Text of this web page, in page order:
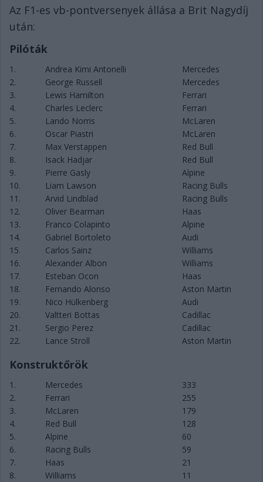
Az F1-es vb-pontversenyek állása a Brit Nagydíj
után:
Pilóták
1. Andrea Kimi Antonelli
Mercedes
2.
George Russell
Mercedes
3.
Lewis Hamilton
Ferrari
4.
Charles Leclerc
Ferrari
5.
Lando Norris
McLaren
6.
Oscar Piastri
McLaren
7.
Max Verstappen
Red Bull
8.
Isack Hadjar
Red Bull
9.
Pierre Gasly
Alpine
10.
Liam Lawson
Racing Bulls
11.
Arvid Lindblad
Racing Bulls
12.
Oliver Bearman
Haas
13.
Franco Colapinto
Alpine
14.
Gabriel Bortoleto
Audi
15.
Carlos Sainz
Williams
16.
Alexander Albon
Williams
17.
Esteban Ocon
Haas
18.
Fernando Alonso
Aston Martin
19.
Nico Hülkenberg
Audi
20.
Valtteri Bottas
Cadillac
21.
Sergio Perez
Cadillac
22.
Lance Stroll Aston Martin
Konstruktőrök
1. Mercedes
333
2.
Ferrari
255
3.
McLaren
179
4.
Red Bull
128
5.
Alpine
60
6.
Racing Bulls
59
7.
Haas
21
8.
Williams
11